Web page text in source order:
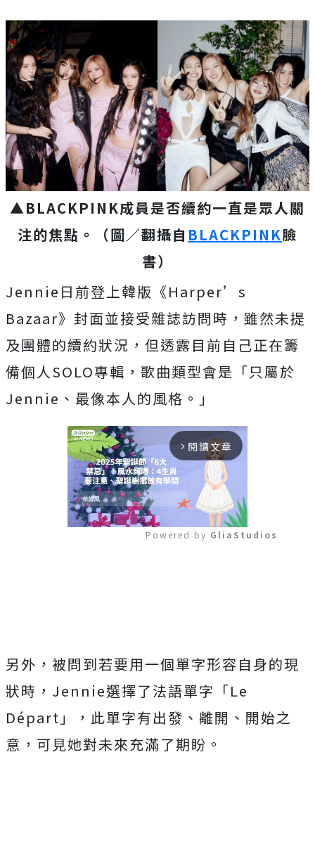
▲BLACKPINK成員是否續約一直是眾人關
注的焦點。（圖／翻攝自 BLACKPINK臉
書）
Jennie日前登上韓版《Harper’s
Bazaar》封面並接受雜誌訪問時，雖然未提
及團體的續約狀況，但透露目前自己正在籌
備個人SOLO專輯，歌曲類型會是「只屬於
Jennie、最像本人的風格。」
arrow_forward_ios 閱讀文章
Powered by GliaStudios
另外，被問到若要用一個單字形容自身的現
狀時，Jennie選擇了法語單字「Le
Départ」，此單字有出發、離開、開始之
意，可見她對未來充滿了期盼。